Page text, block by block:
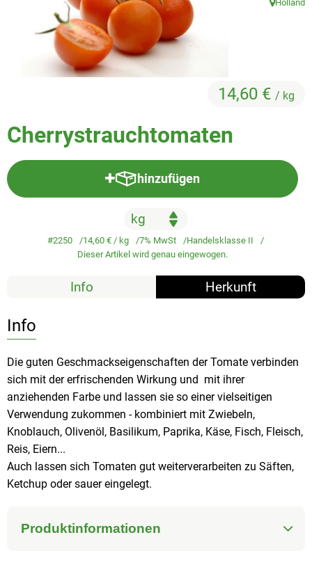
Veggie & Vegan
Backwaren
Trockensortiment
Natur-Drogerie
AllerLiebe
Über uns
Cherrystrauchtomaten
14,60 € / kg
, Herkunft:
Holland
hinzufügen
Produkt zum Warenkorb
#2250 14,60 € / kg 7% MwSt
Handelsklasse II
Dieser Artikel wird genau eingewogen.
Info Herkunft
Info
Die guten Geschmackseigenschaften der Tomate verbinden
sich mit der erfrischenden Wirkung und mit ihrer
anziehenden Farbe und lassen sie so einer vielseitigen
Verwendung zukommen - kombiniert mit Zwiebeln,
Knoblauch, Olivenöl, Basilikum, Paprika, Käse, Fisch, Fleisch,
Reis, Eiern...
Auch lassen sich Tomaten gut weiterverarbeiten zu Säften,
Ketchup oder sauer eingelegt.
Produktinformationen